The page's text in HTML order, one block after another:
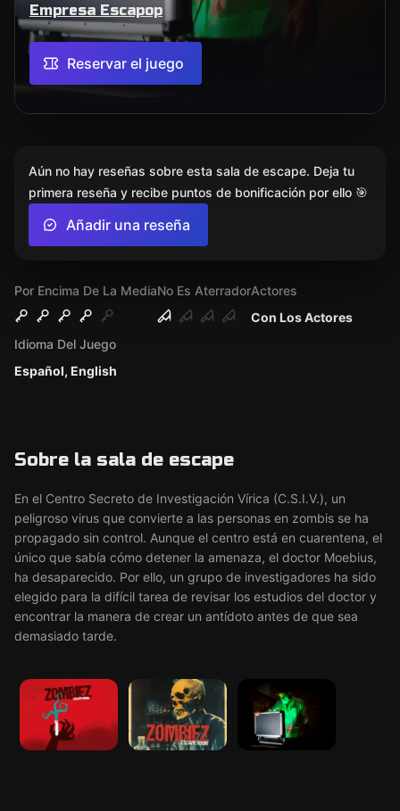
Empresa Escapop
Reservar el juego
Por Encima De La MediaNo Es Aterrador
Con Los Actores
Actores
Español, English
Idioma Del Juego
Sobre la sala de escape
En el Centro Secreto de Investigación Vírica (C.S.I.V.), un
peligroso virus que convierte a las personas en zombis se ha
propagado sin control. Aunque el centro está en cuarentena, el
único que sabía cómo detener la amenaza, el doctor Moebius,
ha desaparecido. Por ello, un grupo de investigadores ha sido
elegido para la difícil tarea de revisar los estudios del doctor y
encontrar la manera de crear un antídoto antes de que sea
demasiado tarde.
Aún no hay reseñas sobre esta sala de escape. Deja tu
primera reseña y recibe puntos de bonificación por ello 🎯
Añadir una reseña